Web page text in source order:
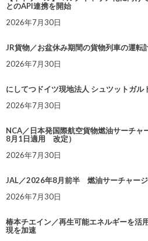
とのAPI連携を開始
2026年7月30日
JR貨物／お盆休み期間の貨物列車の運転
2026年7月30日
にしてつドイツ現地法人 シュツットガル
2026年7月30日
NCA／日本発国際航空貨物燃油サーチ
8月1日適用 改定）
2026年7月30日
JAL／2026年8月前半 燃油サーチャー
2026年7月30日
椿本チエイン／再生可能エネルギーを活
現を加速